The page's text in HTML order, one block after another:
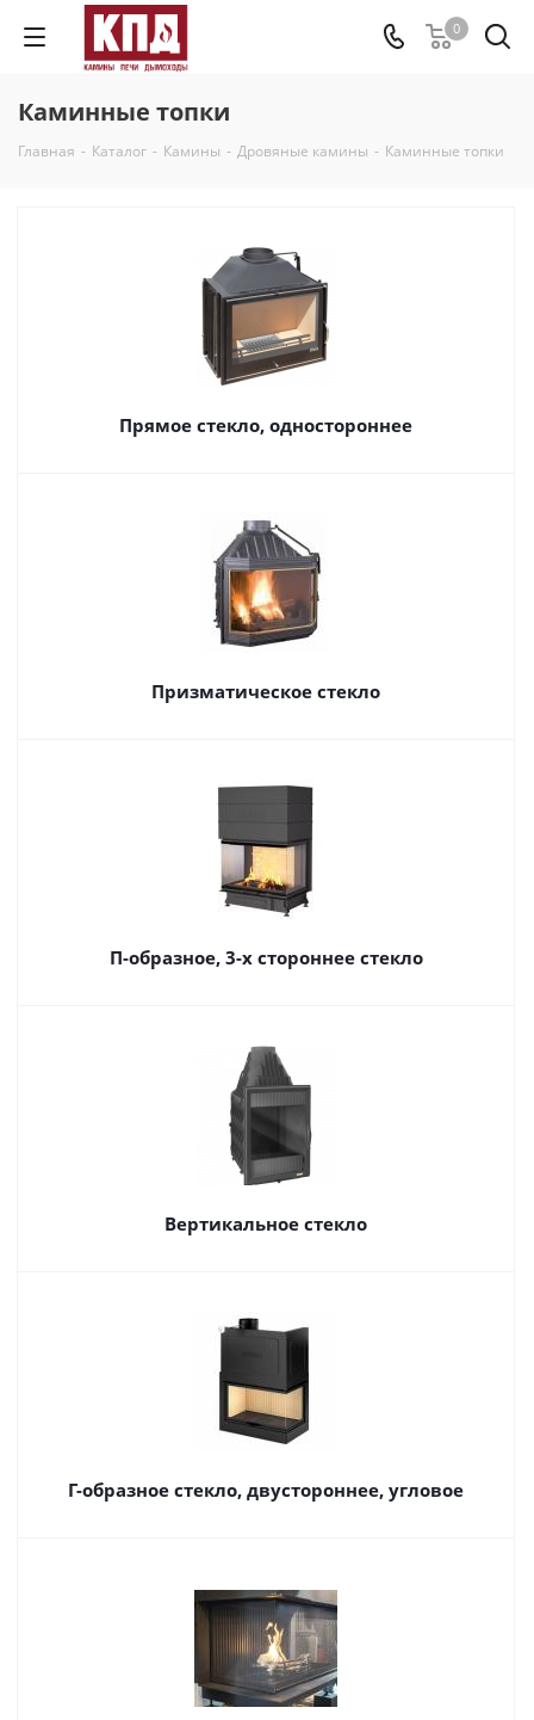
0
Каминные топки
Главная - Каталог - Камины - Дровяные камины - Каминные топки
Прямое стекло, одностороннее
Призматическое стекло
П-образное, 3-х стороннее стекло
Вертикальное стекло
Г-образное стекло, двустороннее, угловое